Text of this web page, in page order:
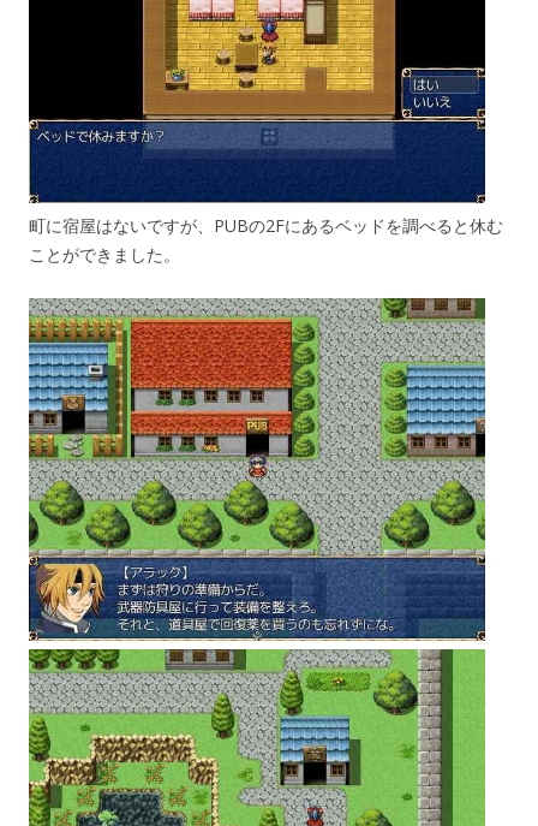
町に宿屋はないですが、PUBの2Fにあるベッドを調べると休む
ことができました。